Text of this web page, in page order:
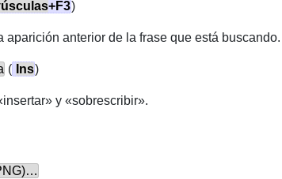
+F3)
aparición anterior de la frase que está buscando.
( Ins)
y «sobrescribir».